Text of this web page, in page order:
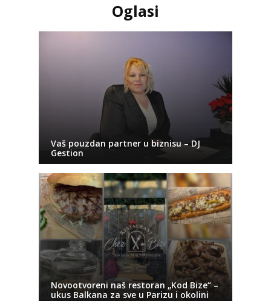
Oglasi
Vaš pouzdan partner u biznisu – DJ
Gestion
Novootvoreni naš restoran „Kod Bize“ –
ukus Balkana za sve u Parizu i okolini